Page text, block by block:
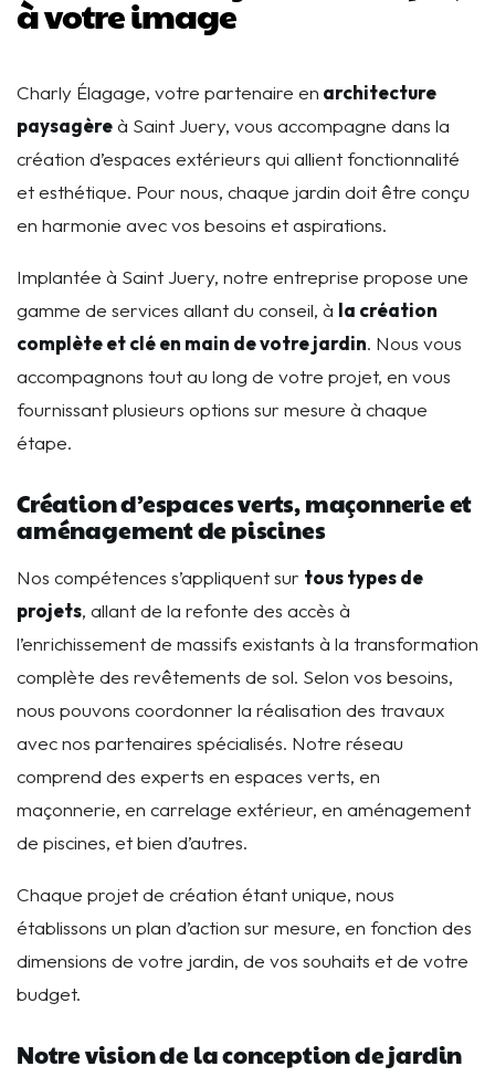
à votre image
Charly Élagage, votre partenaire en architecture
paysagèreà Saint Juery, vous accompagne dans la
création d’espaces extérieurs qui allient fonctionnalité
et esthétique. Pour nous, chaque jardin doit être conçu
en harmonie avec vos besoins et aspirations.
Implantée à Saint Juery, notre entreprise propose une
gamme de services allant du conseil, à la création
complète et clé en main de votre jardin. Nous vous
accompagnons tout au long de votre projet, en vous
fournissant plusieurs options sur mesure à chaque
étape.
Création d’espaces verts, maçonnerie et
aménagement de piscines
Nos compétences s’appliquent sur tous types de
projets, allant de la refonte des accès à
l’enrichissement de massifs existants à la transformation
complète des revêtements de sol. Selon vos besoins,
nous pouvons coordonner la réalisation des travaux
avec nos partenaires spécialisés. Notre réseau
comprend des experts en espaces verts, en
maçonnerie, en carrelage extérieur, en aménagement
de piscines, et bien d’autres.
Chaque projet de création étant unique, nous
établissons un plan d’action sur mesure, en fonction des
dimensions de votre jardin, de vos souhaits et de votre
budget.
Notre vision de la conception de jardin